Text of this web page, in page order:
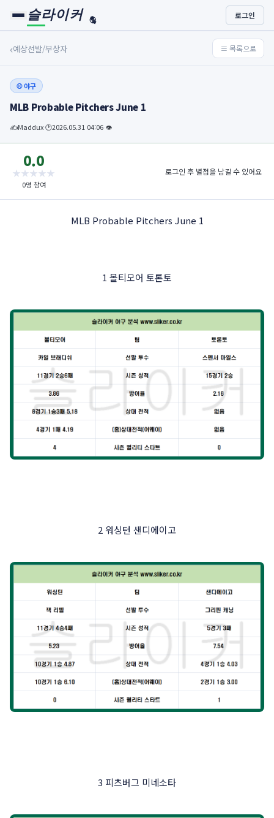
슬라이커 🏀
⚾
🏐 로그인
‹예상선발/부상자 ≡ 목록으로
⚾ 야구
MLB Probable Pitchers June 1
✍️Maddux🕐2026.05.31 04:06 👁
0.0
★★★★★
0명 참여
로그인 후 별점을 남길 수 있어요
MLB Probable Pitchers June 1
1 볼티모어 토론토
2 워싱턴 샌디에이고
3 피츠버그 미네소타